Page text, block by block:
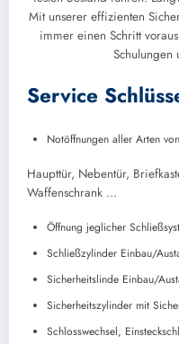
Mit unserer effizienten
immer einen Schritt
Service
Notöffnungen aller Arten
Haupttür, Nebentür,
Waffenschrank …
Öffnung jeglicher
Schließzylinder Einbau/
Sicherheitslinde Einbau/
Sicherheitszylinder mit
Schlosswechsel,